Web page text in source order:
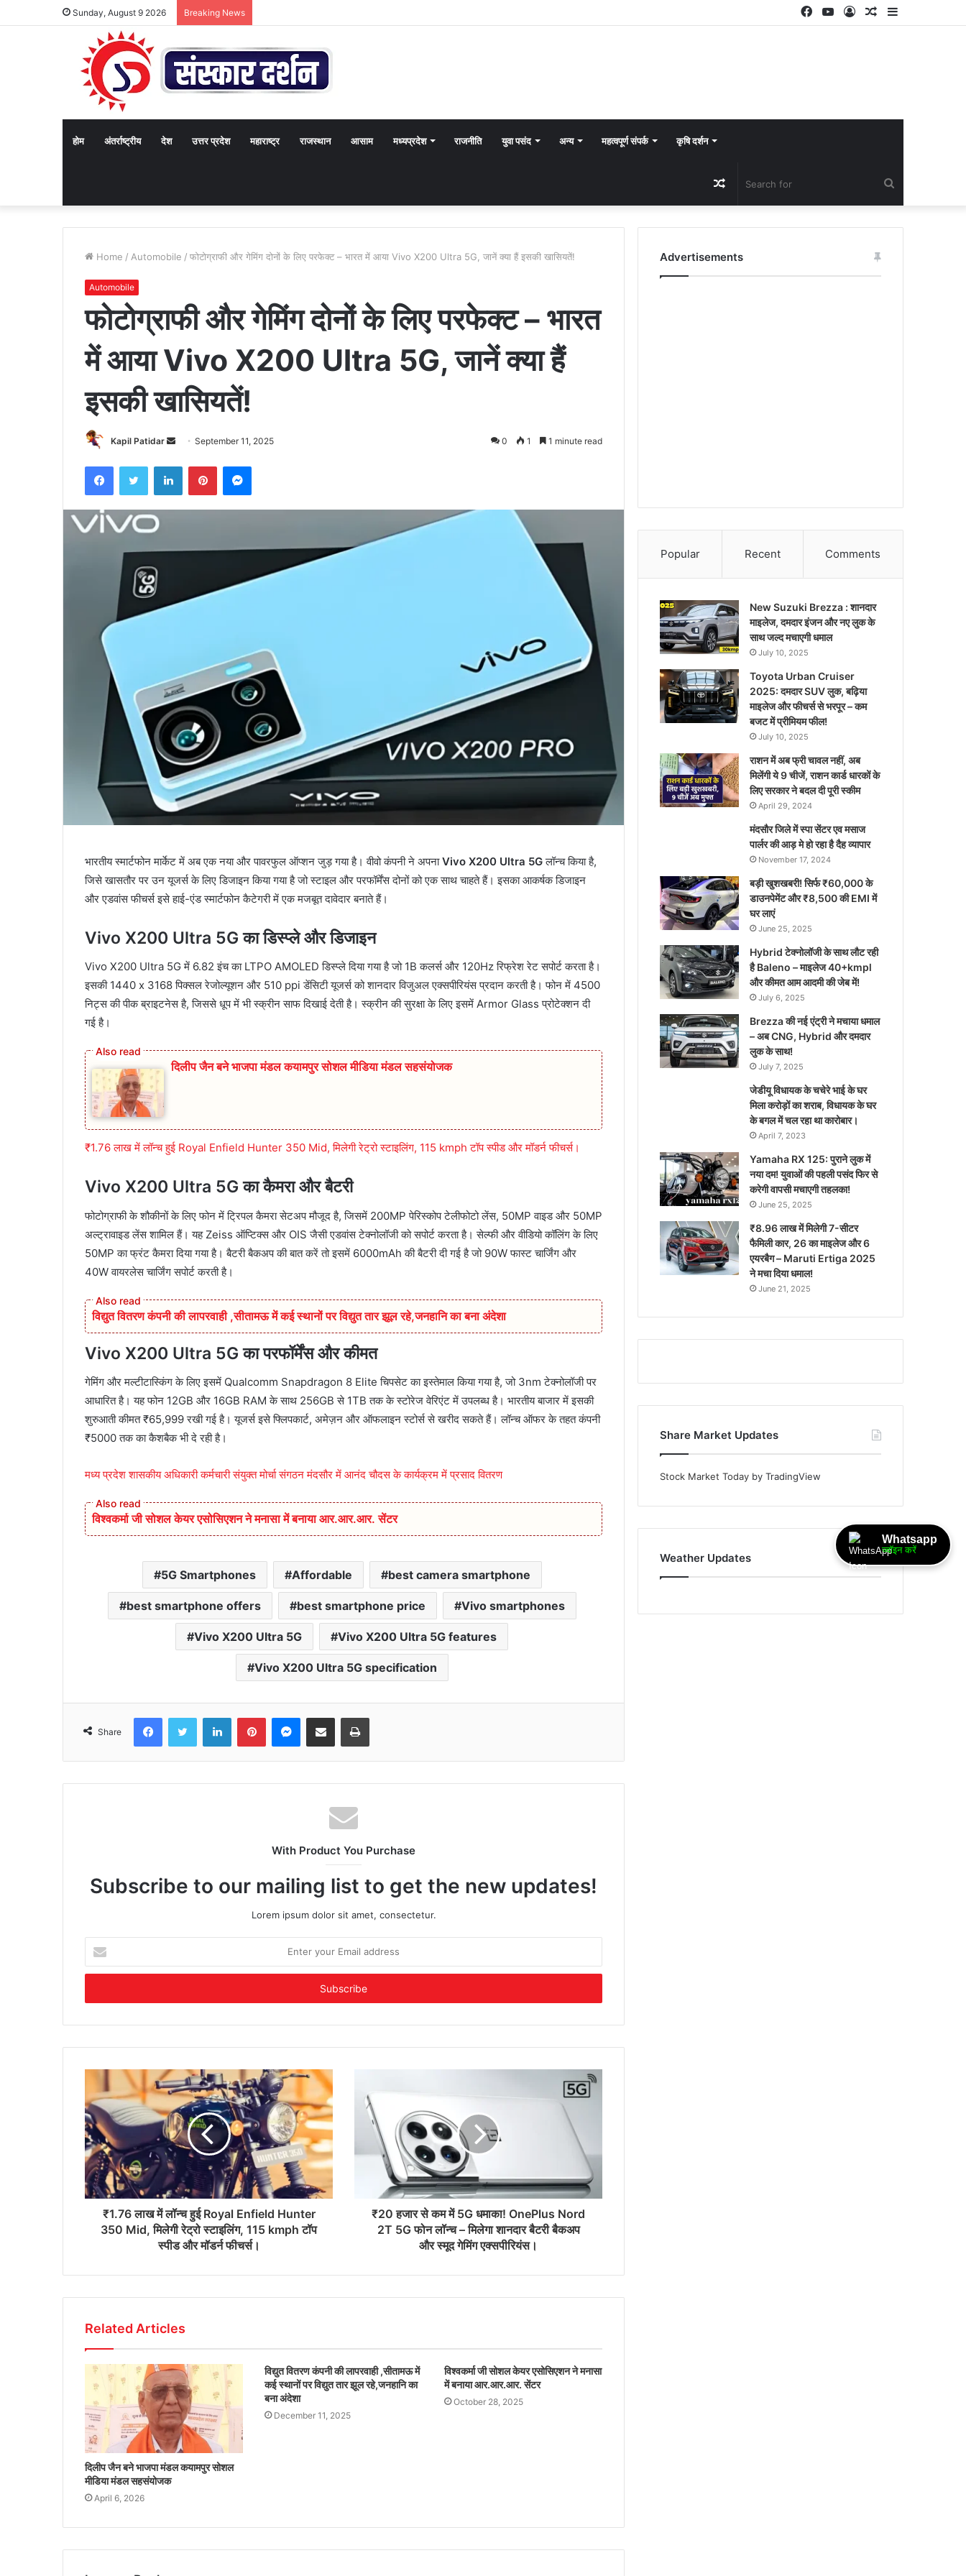
Sunday, August 9 2026 Breaking News Sidebar
Random
Log
YouTube
Facebook
होम अंतर्राष्ट्रीय देश उत्तर प्रदेश महाराष्ट्र राजस्थान आसाम मध्यप्रदेश राजनीति युवा पसंद अन्य महत्वपूर्ण संपर्क कृषि दर्शन
for
Random
Article
Home / Automobile / फोटोग्राफी और गेमिंग दोनों के लिए परफेक्ट – भारत में आया Vivo X200 Ultra 5G, जानें क्या हैं इसकी खासियतें!
Automobile
फोटोग्राफी और गेमिंग दोनों के लिए परफेक्ट – भारत
में आया Vivo X200 Ultra 5G, जानें क्या हैं
इसकी खासियतें!
Kapil Patidar
SendSeptember 11, 2025 0 1 1 minute read
FacebookTwitter LinkedInPinterestMessenger
भारतीय स्मार्टफोन मार्केट में अब एक नया और पावरफुल ऑप्शन जुड़ गया है। वीवो कंपनी ने अपनाVivo X200 Ultra 5Gलॉन्च किया है,
जिसे खासतौर पर उन यूजर्स के लिए डिजाइन किया गया है जो स्टाइल और परफॉर्मेंस दोनों को एक साथ चाहते हैं। इसका आकर्षक डिजाइन
और एडवांस फीचर्स इसे हाई-एंड स्मार्टफोन कैटेगरी में एक मजबूत दावेदार बनाते हैं।
Vivo X200 Ultra 5G का डिस्प्ले और डिजाइन
Vivo X200 Ultra 5G में 6.82 इंच का LTPO AMOLED डिस्प्ले दिया गया है जो 1B कलर्स और 120Hz रिफ्रेश रेट सपोर्ट करता है।
इसकी 1440 x 3168 पिक्सल रेजोल्यूशन और 510 ppi डेंसिटी यूजर्स को शानदार विजुअल एक्सपीरियंस प्रदान करती है। फोन में 4500
निट्स की पीक ब्राइटनेस है, जिससे धूप में भी स्क्रीन साफ दिखाई देती है। स्क्रीन की सुरक्षा के लिए इसमें Armor Glass प्रोटेक्शन दी
गई है।
दिलीप जैन बने भाजपा मंडल कयामपुर सोशल मीडिया मंडल सहसंयोजक
₹1.76 लाख में लॉन्च हुई Royal Enfield Hunter 350 Mid, मिलेगी रेट्रो स्टाइलिंग, 115 kmph टॉप स्पीड और मॉडर्न फीचर्स।
Vivo X200 Ultra 5G का कैमरा और बैटरी
फोटोग्राफी के शौकीनों के लिए फोन में ट्रिपल कैमरा सेटअप मौजूद है, जिसमें 200MP पेरिस्कोप टेलीफोटो लेंस, 50MP वाइड और 50MP
अल्ट्रावाइड लेंस शामिल हैं। यह Zeiss ऑप्टिक्स और OIS जैसी एडवांस टेक्नोलॉजी को सपोर्ट करता है। सेल्फी और वीडियो कॉलिंग के लिए
50MP का फ्रंट कैमरा दिया गया है। बैटरी बैकअप की बात करें तो इसमें 6000mAh की बैटरी दी गई है जो 90W फास्ट चार्जिंग और
40W वायरलेस चार्जिंग सपोर्ट करती है।
विद्युत वितरण कंपनी की लापरवाही ,सीतामऊ में कई स्थानों पर विद्युत तार झूल रहे,जनहानि का बना अंदेशा
Vivo X200 Ultra 5G का परफॉर्मेंस और कीमत
गेमिंग और मल्टीटास्किंग के लिए इसमें Qualcomm Snapdragon 8 Elite चिपसेट का इस्तेमाल किया गया है, जो 3nm टेक्नोलॉजी पर
आधारित है। यह फोन 12GB और 16GB RAM के साथ 256GB से 1TB तक के स्टोरेज वेरिएंट में उपलब्ध है। भारतीय बाजार में इसकी
शुरुआती कीमत ₹65,999 रखी गई है। यूजर्स इसे फ्लिपकार्ट, अमेज़न और ऑफलाइन स्टोर्स से खरीद सकते हैं। लॉन्च ऑफर के तहत कंपनी
₹5000 तक का कैशबैक भी दे रही है।
मध्य प्रदेश शासकीय अधिकारी कर्मचारी संयुक्त मोर्चा संगठन मंदसौर में आनंद चौदस के कार्यक्रम में प्रसाद वितरण
विश्वकर्मा जी सोशल केयर एसोसिएशन ने मनासा में बनाया आर.आर.आर. सेंटर
5G Smartphones Affordable best camera smartphone
best smartphone offers best smartphone price Vivo smartphones
Vivo X200 Ultra 5G Vivo X200 Ultra 5G features
Vivo X200 Ultra 5G specification
Share
FacebookTwitter LinkedInPinterestMessenger
Share via Email Print
With Product You Purchase
Subscribe to our mailing list to get the new updates!
Lorem ipsum dolor sit amet, consectetur.
your
Email
₹1.76 लाख में लॉन्च हुई Royal Enfield Hunter
350 Mid, मिलेगी रेट्रो स्टाइलिंग, 115 kmph टॉप
स्पीड और मॉडर्न फीचर्स।
₹20 हजार से कम में 5G धमाका! OnePlus Nord
2T 5G फोन लॉन्च – मिलेगा शानदार बैटरी बैकअप
और स्मूद गेमिंग एक्सपीरियंस।
Related Articles
दिलीप जैन बने भाजपा मंडल कयामपुर सोशल
मीडिया मंडल सहसंयोजक
April 6, 2026
विद्युत वितरण कंपनी की लापरवाही ,सीतामऊ में
कई स्थानों पर विद्युत तार झूल रहे,जनहानि का
बना अंदेशा
December 11, 2025
विश्वकर्मा जी सोशल केयर एसोसिएशन ने मनासा
में बनाया आर.आर.आर. सेंटर
October 28, 2025
Advertisements
Popular Recent Comments
New Suzuki Brezza : शानदार
माइलेज, दमदार इंजन और नए लुक के
साथ जल्द मचाएगी धमाल
July 10, 2025
Toyota Urban Cruiser
2025: दमदार SUV लुक, बढ़िया
माइलेज और फीचर्स से भरपूर – कम
बजट में प्रीमियम फील!
July 10, 2025
राशन में अब फ्री चावल नहीं, अब
मिलेंगी ये 9 चीजें, राशन कार्ड धारकों के
लिए सरकार ने बदल दी पूरी स्कीम
April 29, 2024
मंदसौर जिले में स्पा सेंटर एव मसाज
पार्लर की आड़ मे हो रहा है दैह व्यापार
November 17, 2024
बड़ी खुशखबरी! सिर्फ ₹60,000 के
डाउनपेमेंट और ₹8,500 की EMI में
घर लाएं
June 25, 2025
Hybrid टेक्नोलॉजी के साथ लौट रही
है Baleno – माइलेज 40+kmpl
और कीमत आम आदमी की जेब में!
July 6, 2025
Brezza की नई एंट्री ने मचाया धमाल
– अब CNG, Hybrid और दमदार
लुक के साथ!
July 7, 2025
जेडीयू विधायक के चचेरे भाई के घर
मिला करोड़ों का शराब, विधायक के घर
के बगल में चल रहा था कारोबार।
April 7, 2023
Yamaha RX 125: पुराने लुक में
नया दम! युवाओं की पहली पसंद फिर से
करेगी वापसी मचाएगी तहलका!
June 25, 2025
₹8.96 लाख में मिलेगी 7-सीटर
फैमिली कार, 26 का माइलेज और 6
एयरबैग – Maruti Ertiga 2025
ने मचा दिया धमाल!
June 21, 2025
Share Market Updates
Stock Market Today by TradingView
Weather Updates
Whatsapp
ज्वॉइन करें